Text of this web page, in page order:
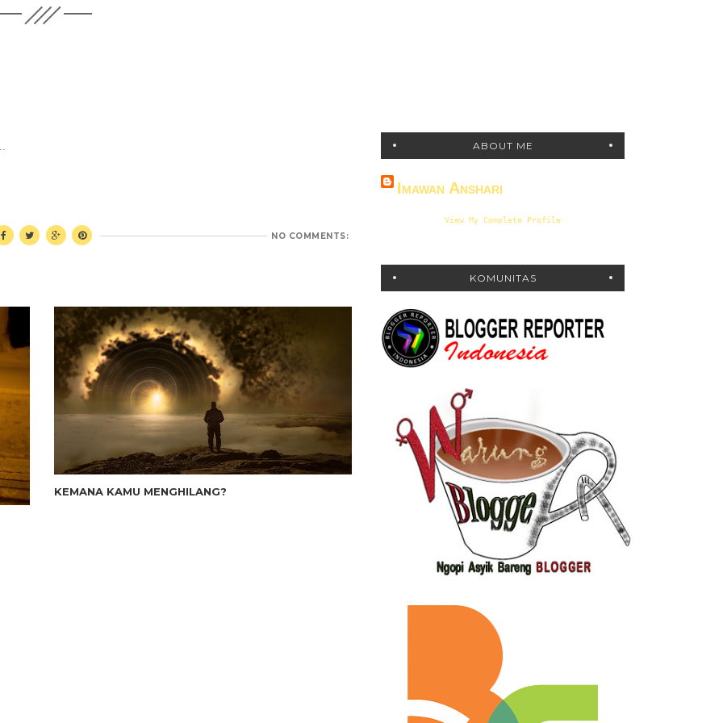
NO COMMENTS:
KEMANA KAMU MENGHILANG?
ABOUT ME
Imawan Anshari
View My Complete Profile
KOMUNITAS